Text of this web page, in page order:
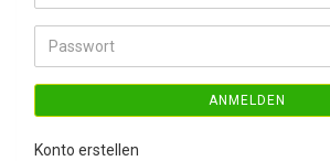
Mail-
Adresse
Passwort
ANMELDEN
Konto erstellen